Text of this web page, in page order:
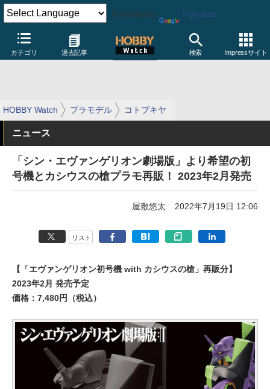
Powered by Translate
カテゴリ 過去記事 検索 Impressサイト
HOBBY Watch プラモデル コトブキヤ
ニュース
「シン・エヴァンゲリオン劇場版」より希望の初
号機とカシウスの槍プラモ再販！ 2023年2月発売
屋敷悠太 2022年7月19日 12:06
リスト
【「エヴァンゲリオン初号機 with カシウスの槍」再販分】
2023年2月 発売予定
価格：7,480円（税込）